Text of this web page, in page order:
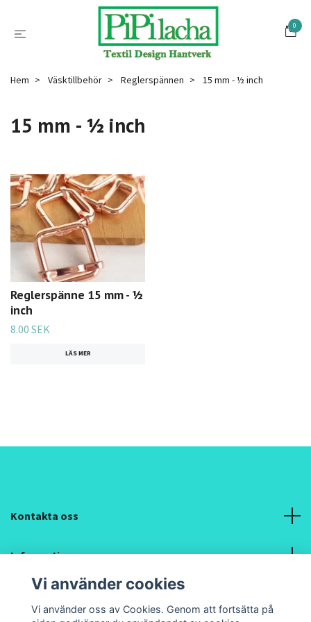
0
Hem Väsktillbehör Reglerspännen 15 mm - ½ inch
15 mm - ½ inch
Reglerspänne 15 mm - ½
inch
8.00 SEK
LÄS MER
Kontakta oss
Information
Sociala medier
Vi använder cookies
Vi använder oss av Cookies. Genom att fortsätta på